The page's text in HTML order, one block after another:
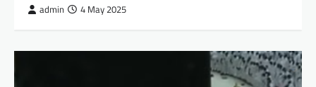
admin 4 May 2025